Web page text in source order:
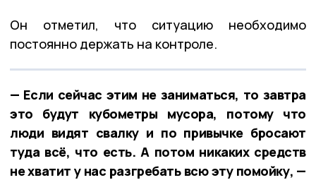
Он отметил, что ситуацию необходимо
постоянно держать на контроле.
— Если сейчас этим не заниматься, то завтра
это будут кубометры мусора, потому что
люди видят свалку и по привычке бросают
туда всё, что есть. А потом никаких средств
не хватит у нас разгребать всю эту помойку, —